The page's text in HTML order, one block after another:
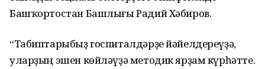
Башҡортостан Башлығы Радий Хәбиров.
“Табиптарыбыҙ госпиталдәрҙе йәйелдереүҙә,
уларҙың эшен көйләүҙә методик ярҙам күрһәтте.